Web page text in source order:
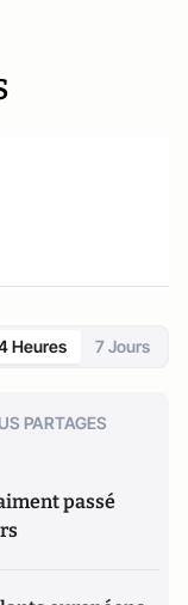
Heures 7 Jours
PARTAGES
passé